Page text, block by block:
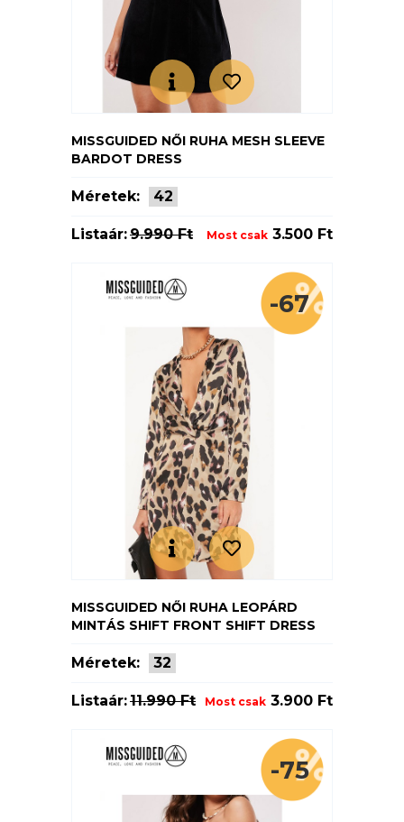
MISSGUIDED NŐI RUHA MESH SLEEVE
BARDOT DRESS
Méretek: 42
Listaár:9.990 Ft Most csak 3.500 Ft
-67
MISSGUIDED NŐI RUHA LEOPÁRD
MINTÁS SHIFT FRONT SHIFT DRESS
Méretek: 32
Listaár:11.990 Ft Most csak 3.900 Ft
-75